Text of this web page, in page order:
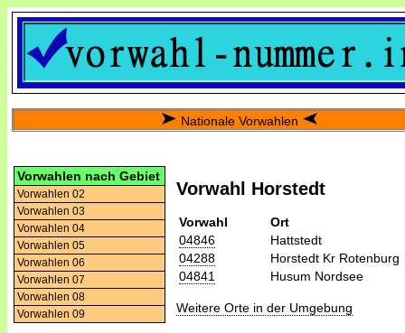
Nationale Vorwahlen
Vorwahlen nach Gebiet
Vorwahlen 02
Vorwahlen 03
Vorwahlen 04
Vorwahlen 05
Vorwahlen 06
Vorwahlen 07
Vorwahlen 08
Vorwahlen 09
Vorwahl Horstedt
Vorwahl
Ort
04846
Hattstedt
04288
Horstedt Kr Rotenburg
04841
Husum Nordsee
Weitere Orte in der Umgebung